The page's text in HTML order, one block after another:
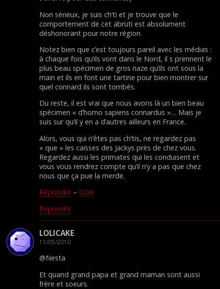
Non sérieux, je suis ch’ti et je trouve que le
comportement de cet abruti est absolument
déshonorant pour notre région.
Notez bien que c’est toujours pareil avec les médias :
à chaque fois qu’ils vont dans le Nord, il s prennent le
plus beau spécimen de gros naze qu’ils ont sous la
main et ils en font une tartine pour bien montrer sur
quel connard ils sont tombés.
Du reste, il est vrai que nous avons là un bien beau
spécimen « d’homo sapiens connardus »… Mais je
suis sur qu’il y en a d’autres ailleurs en France.
Alors, vous qui n’êtes pas ch’tis, ne regardez pas
« que » les caisses des Jackys près de chez vous.
Regardez aussi les primates qui les conduisent et
vous vous rendrez compte qu’il n’y a pas que chez
nous que ça pue la merde.
Répondre – Citer
Répondre
LOLICAKE
11/05/2010
@Nesta
Et quand grand papa et grand maman sont aussi
frère et soeurs.